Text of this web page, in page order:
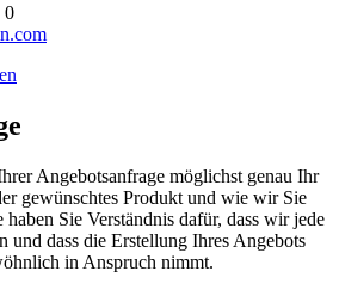
0
Angebotsanfrage möglichst genau Ihr
gewünschtes Produkt und wie wir Sie
Sie Verständnis dafür, dass wir jede
und dass die Erstellung Ihres Angebots
in Anspruch nimmt.